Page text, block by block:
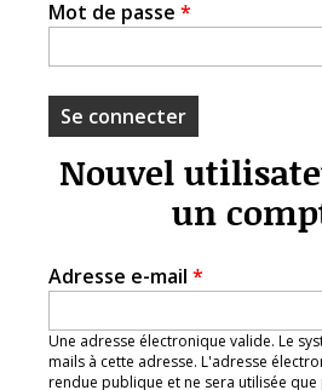
Mot de passe *
Nouvel
un
Adresse e-mail *
Une adresse électronique valide. Le
mails à cette adresse. L'adresse
rendue publique et ne sera utilisée